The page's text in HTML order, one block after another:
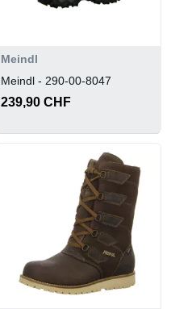
Meindl
Meindl - 290-00-8047
239,90 CHF